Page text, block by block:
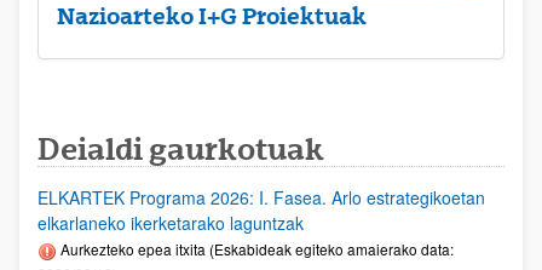
Nazioarteko I+G Proiektuak
Deialdi gaurkotuak
ELKARTEK Programa 2026: I. Fasea. Arlo estrategikoetan
elkarlaneko ikerketarako laguntzak
Aurkezteko epea itxita (Eskabideak egiteko amaierako data: